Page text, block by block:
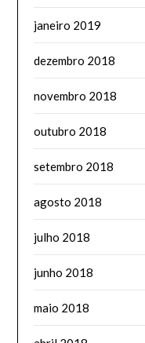
janeiro 2019
dezembro 2018
novembro 2018
outubro 2018
setembro 2018
agosto 2018
julho 2018
junho 2018
maio 2018